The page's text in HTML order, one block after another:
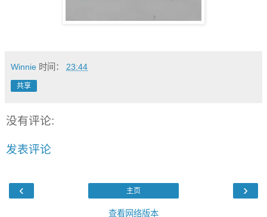
Winnie 时间： 23:44
共享
没有评论:
发表评论
‹ ›
主页
查看网络版本